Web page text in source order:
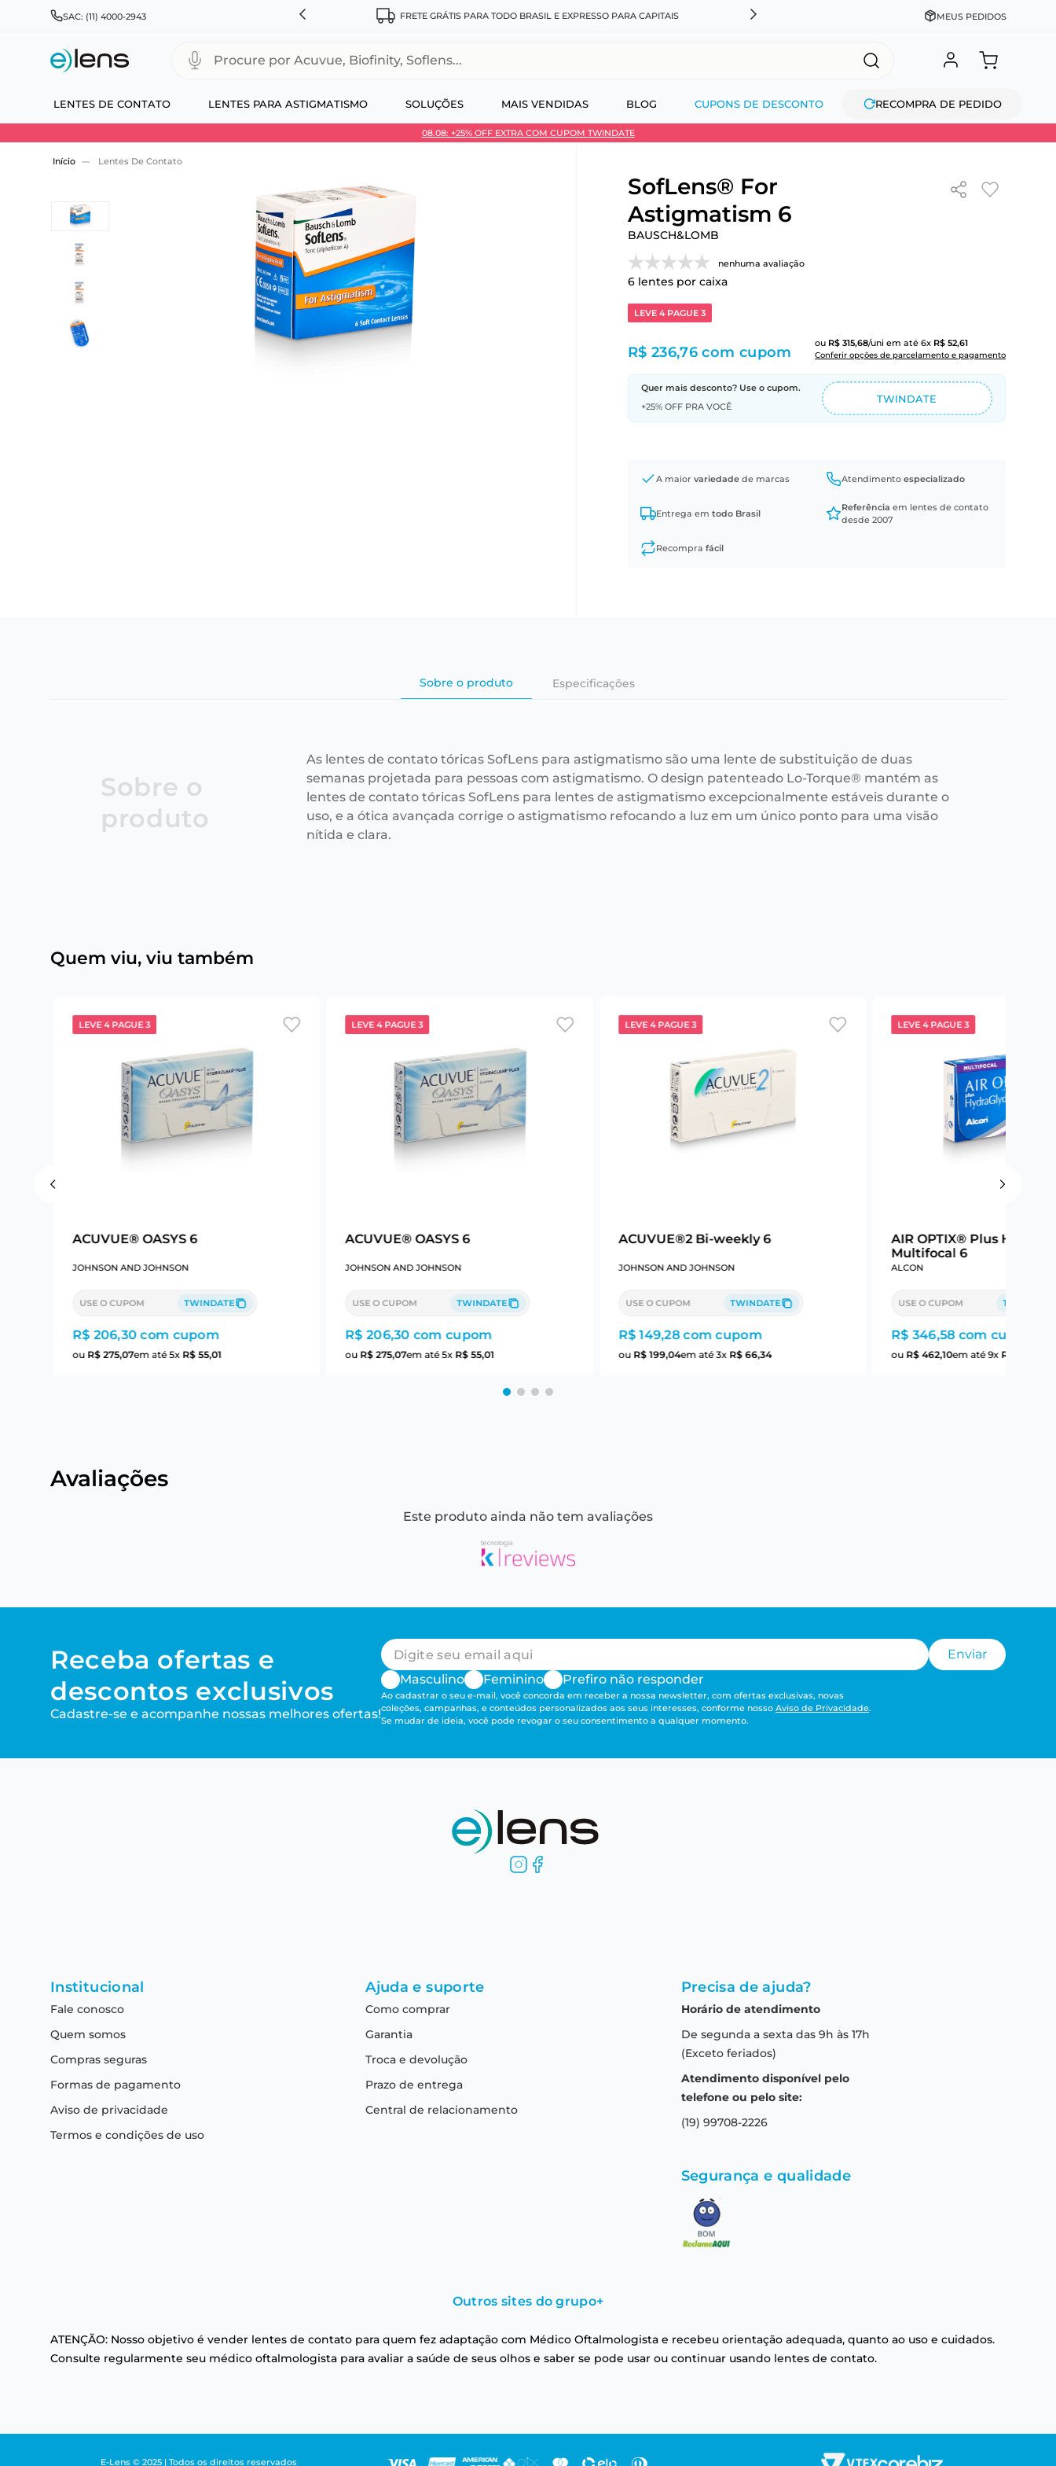
SAC: (11) 4000-2943
& JOHNSON, ALCON, BAUSCH+LOMB E COOPERVISION FRETE GRÁTIS PARA TODO BRASIL E EXPRESSO PARA CAPITAIS CADASTRE-SE GANHE 10% NA PRIMEIRA COMPRA +
MEUS PEDIDOS
LENTES DE CONTATO LENTES PARA ASTIGMATISMO SOLUÇÕES MAIS VENDIDAS BLOG CUPONS DE DESCONTO RECOMPRA DE PEDIDO
Procure por Acuvue, Biofinity, Soflens...
08.08: +25% OFF EXTRA COM CUPOM TWINDATE
Use 30HOJE e ganhe 30% OFF + economia extra no Pix
Lentes De Contato
SofLens® For
Astigmatism 6
BAUSCH&LOMB
nenhuma avaliação
6lentes por caixa
LEVE 4 PAGUE 3
R$ 236,76 com cupom
ou R$ 315,68/uni em até 6x R$ 52,61
Conferir opções de parcelamento e pagamento
Quer mais desconto? Use o cupom.
+25% OFF PRA VOCÊ
TWINDATE
A maior variedadede marcas Atendimentoespecializado
Entrega em todo Brasil
Referência em lentes de contato
desde 2007
Recompra fácil
Sobre o produto Especificações
Sobre o
produto
As lentes de contato tóricas SofLens para astigmatismo são uma lente de substituição de duas
semanas projetada para pessoas com astigmatismo. O design patenteado Lo-Torque® mantém as
lentes de contato tóricas SofLens para lentes de astigmatismo excepcionalmente estáveis durante o
uso, e a ótica avançada corrige o astigmatismo refocando a luz em um único ponto para uma visão
nítida e clara.
Quem viu, viu também
LEVE 4 PAGUE 3
ACUVUE® OASYS 6
JOHNSON AND JOHNSON
USE O CUPOM TWINDATE
R$ 206,30 com cupom
ou R$ 275,07em até5x R$ 55,01
LEVE 4 PAGUE 3
ACUVUE® OASYS 6
JOHNSON AND JOHNSON
USE O CUPOM TWINDATE
R$ 206,30 com cupom
ou R$ 275,07em até5x R$ 55,01
LEVE 4 PAGUE 3
ACUVUE®2 Bi-weekly 6
JOHNSON AND JOHNSON
USE O CUPOM TWINDATE
R$ 149,28com cupom
ou R$ 199,04em até3x R$ 66,34
LEVE 4 PAGUE 3
AIR OPTIX® Plus
Multifocal 6
ALCON
USE O CUPOM TWINDATE
R$ 346,58 com cupom
ou R$ 462,10em até9x R$
Avaliações
Este produto ainda não tem avaliações
Receba ofertas e
descontos exclusivos
Cadastre-se e acompanhe nossas melhores ofertas!
Enviar
Masculino
Feminino Prefiro não responder
Ao cadastrar o seu e-mail, você concorda em receber a nossa newsletter, com ofertas exclusivas, novas
coleções, campanhas, e conteúdos personalizados aos seus interesses, conforme nosso Aviso de Privacidade.
Se mudar de ideia, você pode revogar o seu consentimento a qualquer momento.
Institucional
Fale conosco
Quem somos
Compras seguras
Formas de pagamento
Aviso de privacidade
Termos e condições de uso
Ajuda e suporte
Como comprar
Garantia
Troca e devolução
Prazo de entrega
Central de relacionamento
Precisa de ajuda?
Horário de atendimento
De segunda a sexta das 9h às 17h
(Exceto feriados)
Atendimento disponível pelo
telefone ou pelo site:
(19) 99708-2226
Segurança e qualidade
Outros sites do grupo+
ATENÇÃO: Nosso objetivo é vender lentes de contato para quem fez adaptação com Médico Oftalmologista e recebeu orientação adequada, quanto ao uso e cuidados.
Consulte regularmente seu médico oftalmologista para avaliar a saúde de seus olhos e saber se pode usar ou continuar usando lentes de contato.
E-Lens © 2025 | Todos os direitos reservados